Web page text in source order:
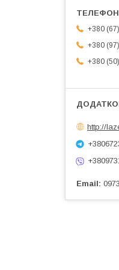
+380
+380
+380
http://
Email